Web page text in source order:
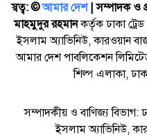
স্বত্ব: ©️আমার দেশ| সম্পাদক ও
মাহমুদুর রহমানকর্তৃক ঢাকা
ইসলাম অ্যাভিনিউ, কারওয়ান
আমার দেশ পাবলিকেশন
শিল্প এলাকা,
সম্পাদকীয় ও বাণিজ্য বিভাগ:
ইসলাম অ্যাভিনিউ,